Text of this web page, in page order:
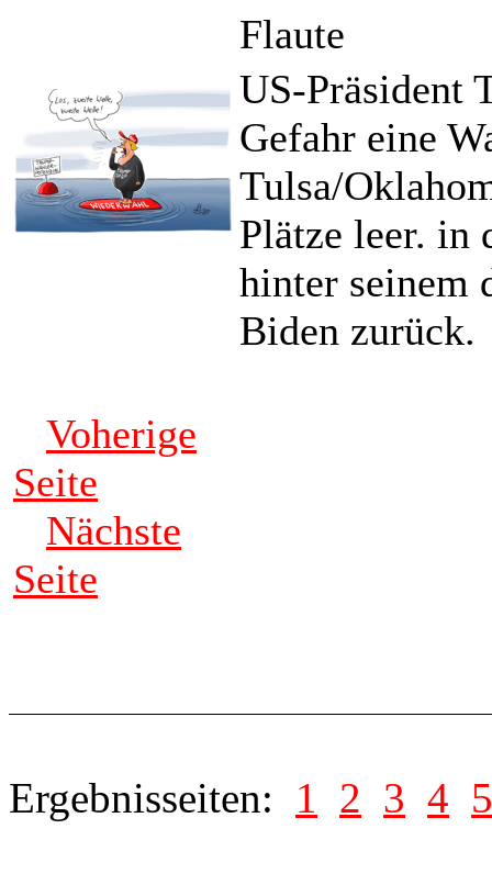
Flaute
US-Präsident
Gefahr eine
Tulsa/
Plätze leer. in
hinter seinem
Biden zurück.
Voherige
Seite
Nächste
Seite
Ergebnisseiten: 1 2 3 4 5